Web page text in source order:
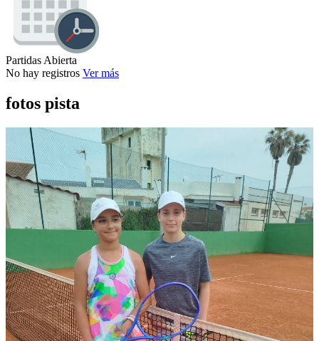
Partidas Abierta
No hay registros Ver más
fotos pista